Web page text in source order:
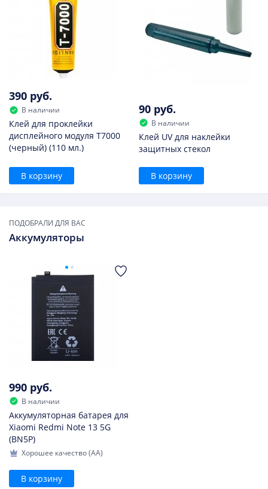
390 руб.
В наличии
Клей для проклейки
дисплейного модуля T7000
(черный) (110 мл.)
В корзину
90 руб.
В наличии
Клей UV для наклейки
защитных стекол
В корзину
ПОДОБРАЛИ ДЛЯ ВАС
Аккумуляторы
990 руб.
В наличии
Аккумуляторная батарея для
Xiaomi Redmi Note 13 5G
(BN5P)
Хорошее качество (AA)
В корзину